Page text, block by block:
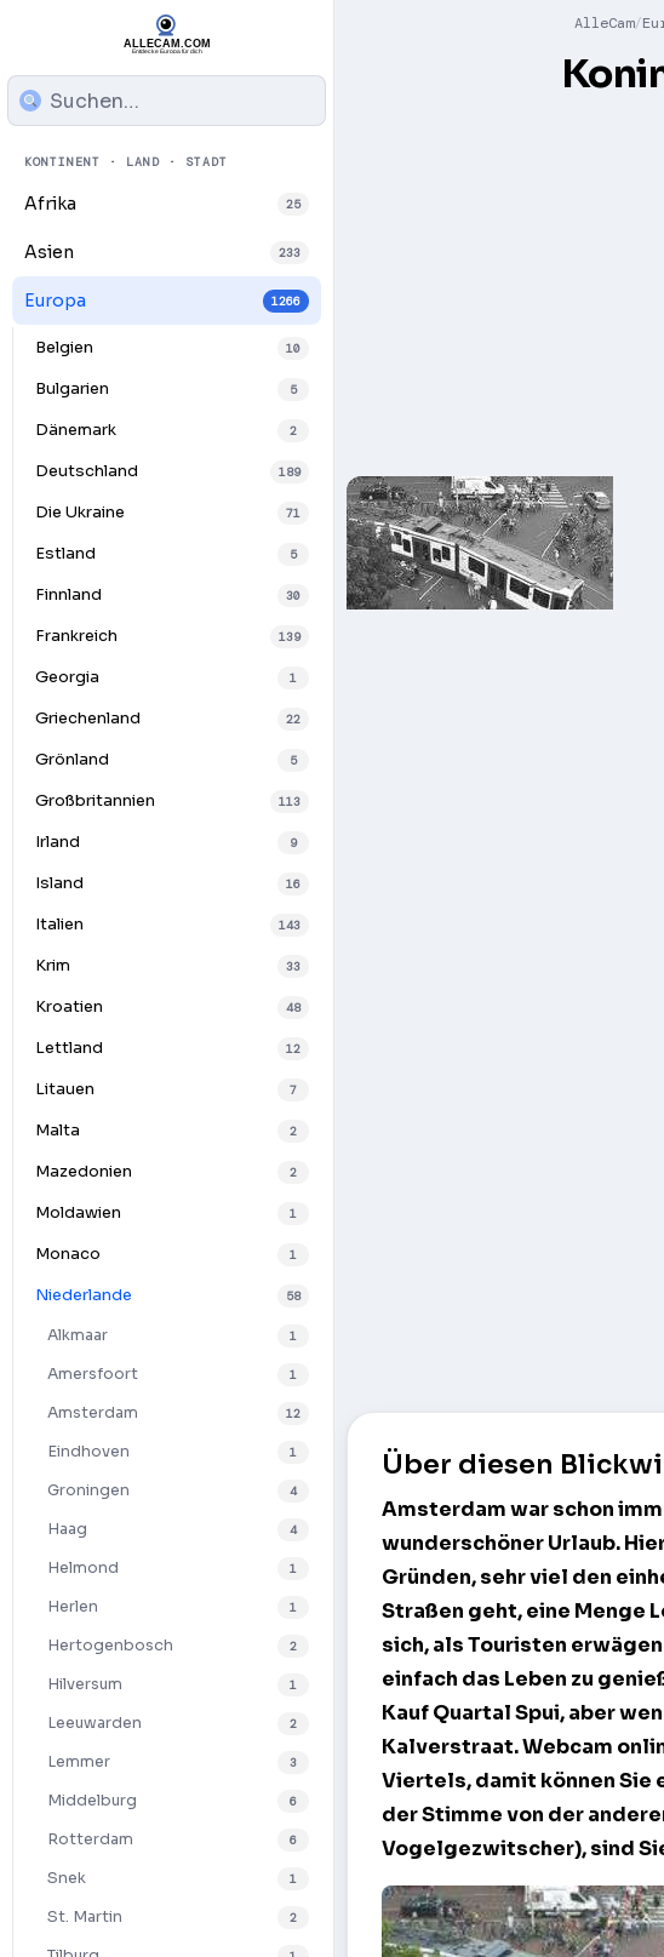
KONTINENT · LAND · STADT
Afrika 25
Asien 233
Europa 1266
Belgien 10
Bulgarien 5
Dänemark 2
Deutschland 189
Die Ukraine 71
Estland 5
Finnland 30
Frankreich 139
Georgia 1
Griechenland 22
Grönland 5
Großbritannien 113
Irland 9
Island 16
Italien 143
Krim 33
Kroatien 48
Lettland 12
Litauen 7
Malta 2
Mazedonien 2
Moldawien 1
Monaco 1
Niederlande 58
Alkmaar 1
Amersfoort 1
Amsterdam 12
Eindhoven 1
Groningen 4
Haag 4
Helmond 1
Herlen 1
Hertogenbosch 2
Hilversum 1
Leeuwarden 2
Lemmer 3
Middelburg 6
Rotterdam 6
Snek 1
St. Martin 2
AlleCam
Über diesen
Amsterdamwar schon
wunderschöner Urlaub.
Gründen, sehr viel den
Straßen geht, eine Menge
sich, als Touristen
einfach das Leben zu
Kauf Quartal Spui, aber
Kalverstraat.Webcam
Viertels, damit können Sie
der Stimme von der
Vogelgezwitscher), sind